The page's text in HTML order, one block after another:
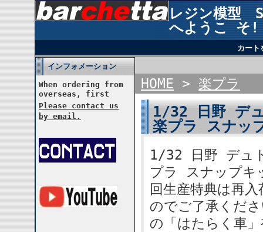
レジン模型
へようこ そ!
カート
インフォメーション
When ordering from
overseas, first
Please contact us
by email.
HOME > 楽プラ
1/32 日野 デ
楽プラ スナッ
1/32 日野 デュ
プラ スナップキ
回生産特典は再
のでご了承くだ
の「はたらく車